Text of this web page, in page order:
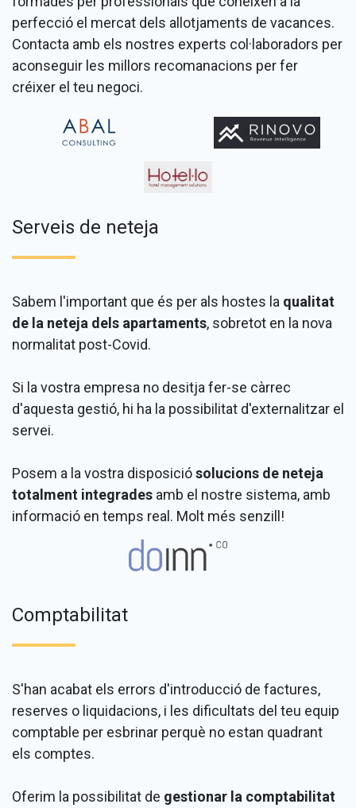
perfecció el mercat dels allotjaments de vacances.
Contacta amb els nostres experts col·laboradors per
aconseguir les millors recomanacions per fer
créixer el teu negoci.
Serveis de neteja
Sabem l'important que és per als hostes la qualitat
de la neteja dels apartaments, sobretot en la nova
normalitat post-Covid.
Si la vostra empresa no desitja fer-se càrrec
d'aquesta gestió, hi ha la possibilitat d'externalitzar el
servei.
Posem a la vostra disposiciósolucions de neteja
totalment integrades amb el nostre sistema, amb
informació en temps real. Molt més senzill!
Comptabilitat
S'han acabat els errors d'introducció de factures,
reserves o liquidacions, i les dificultats del teu equip
comptable per esbrinar perquè no estan quadrant
els comptes.
Oferim la possibilitat de gestionar la comptabilitat